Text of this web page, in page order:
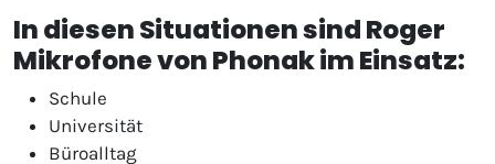
In diesen Situationen sind Roger
Mikrofone von Phonak im Einsatz:
Schule
Universität
Büroalltag